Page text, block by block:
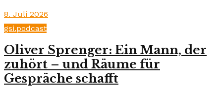
8. Juli 2026
gsi.podcast
Oliver Sprenger: Ein Mann, der
zuhört – und Räume für
Gespräche schafft